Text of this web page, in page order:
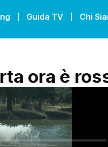
Guida TV Chi
ora è